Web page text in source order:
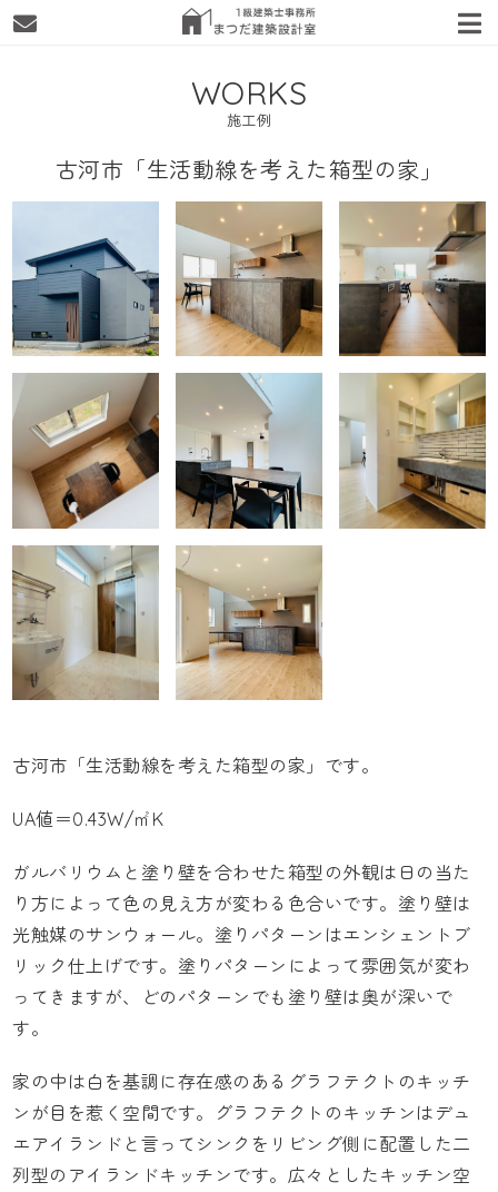
WORKS
施工例
古河市「生活動線を考えた箱型の家」
古河市「生活動線を考えた箱型の家」です。
UA値＝0.43W/㎡K
ガルバリウムと塗り壁を合わせた箱型の外観は日の当た
り方によって色の見え方が変わる色合いです。塗り壁は
光触媒のサンウォール。塗りパターンはエンシェントブ
リック仕上げです。塗りパターンによって雰囲気が変わ
ってきますが、どのパターンでも塗り壁は奥が深いで
す。
家の中は白を基調に存在感のあるグラフテクトのキッチ
ンが目を惹く空間です。グラフテクトのキッチンはデュ
エアイランドと言ってシンクをリビング側に配置した二
列型のアイランドキッチンです。広々としたキッチン空